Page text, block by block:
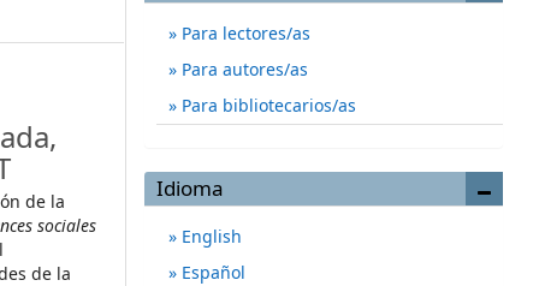
de la
sociales
de la
Para lectores/as
Para autores/as
Para bibliotecarios/as
Idioma
English
Español